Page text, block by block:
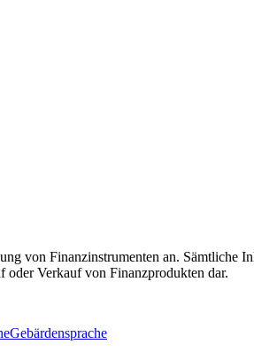
von Finanzinstrumenten an. Sämtliche
Verkauf von Finanzprodukten dar.
Gebärdensprache